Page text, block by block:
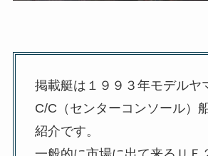
掲載艇は１９９３年モデルヤ
C/C（センターコンソール）
紹介です。